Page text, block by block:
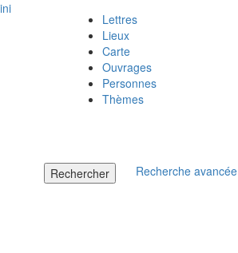
Lettres
Lieux
Carte
Ouvrages
Personnes
Thèmes
Rechercher Recherche avancée